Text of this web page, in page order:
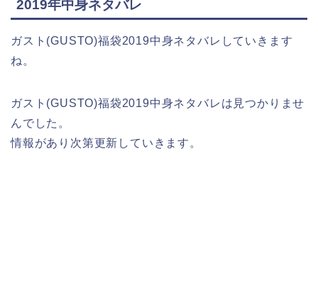
2019年中身ネタバレ
ガスト(GUSTO)福袋2019中身ネタバレしていきます
ね。
ガスト(GUSTO)福袋2019中身ネタバレは見つかりませ
んでした。
情報があり次第更新していきます。